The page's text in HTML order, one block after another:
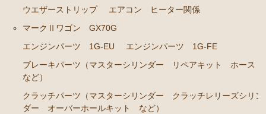
ブレーキパーツ（マスターシリンダー リペアキッ
クラッチパーツ（マスターシリンダー クラッチレリ
ステアリングパーツ（各種リペアキット ラックブー
ウエザーストリップ
エアコン ヒーター関係
マークⅡワゴン GX70G
エンジンパーツ 1G-EU
エンジンパーツ 1G-FE
ブレーキパーツ（マスターシリンダー リペアキット ホース
など）
クラッチパーツ（マスターシリンダー クラッチレリーズシリン
ダー オーバーホールキット など）